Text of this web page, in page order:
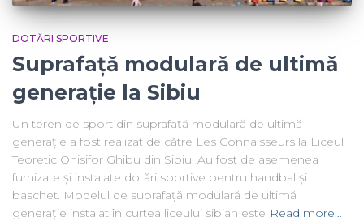
DOTĂRI SPORTIVE
Suprafață modulară de ultimă
generație la Sibiu
Un teren de sport din suprafață modulară de ultimă
generație a fost realizat de către Les Connaisseurs la Liceul
Teoretic Onisifor Ghibu din Sibiu. Au fost de asemenea
furnizate și instalate dotări sportive pentru handbal și
baschet. Modelul de suprafață modulară de ultimă
generație instalat în curtea liceului sibian este Read more…